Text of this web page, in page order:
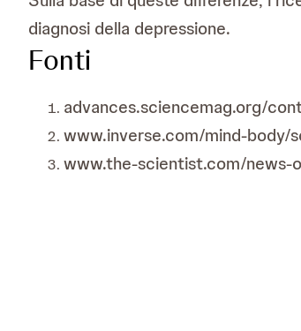
diagnosi della depressione.
Fonti
advances.sciencemag.org/
www.inverse.com/mind-body/
www.the-scientist.com/news-